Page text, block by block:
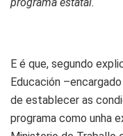
E é que, segundo
Educación
de establecer as
programa como unha